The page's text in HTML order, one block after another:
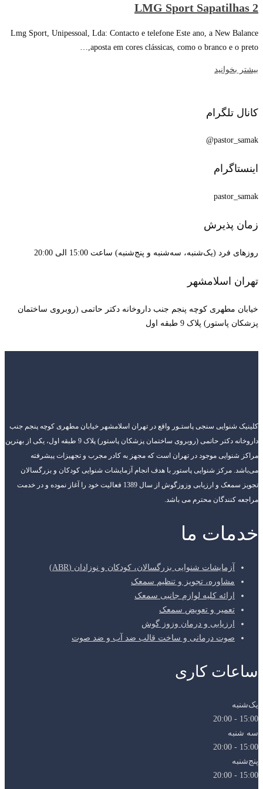
LMG Sport Sapatilhas 2
Lmg Sport, Unipessoal, Lda: Contacto e telefone Este ano, a New Balance
aposta em cores clássicas, como o branco e o preto,…
بیشتر بخوانید
کانال تلگرام
pastor_samak@
اینستاگرام
pastor_samak
زمان پذیرش
روزهای فرد (یک‌شنبه، سه‌شنبه و پنج‌شنبه) ساعت 15:00 الی 20:00
تهران اسلامشهر
خیابان مطهری کوچه پنجم جنب داروخانه دکتر حاتمی (روبروی ساختمان
پزشکان پاستور) پلاک 9 طبقه اول
کلینیک شنوایی سنجی پاستـور واقع در تهران اسلامشهر خیابان مطهری کوچه پنجم جنب
داروخانه دکتر حاتمی (روبروی ساختمان پزشکان پاستور) پلاک 9 طبقه اول، یکی از بهترین
مراکز شنوایی موجود در تهران است که مجهز به کادر مجرب و تجهیزات پیشرفته
می‌باشد. مرکز شنوایی پاستور با هدف انجام آزمایشات شنوایی کودکان و بزرگسالان
تجویز سمعک و ارزیابی وزوزگوش از سال 1389 فعالیت خود را آغاز نموده و در خدمت
مراجعه کنندگان محترم می باشد.
خدمات ما
آزمایشات شنوایی بزرگسالان، کودکان و نوزادان (ABR)
مشاوره، تجویز و تنظیم سمعک
ارائه کلیه لوازم جانبی سمعک
تعمیر و تعویض سمعک
ارزیابی و درمان وزوز گوش
صوت درمانی و ساخت قالب ضد آب و ضد صوت
ساعات کاری
یک‌شنبه
15:00 - 20:00
سه شنبه
15:00 - 20:00
پنج‌شنبه
15:00 - 20:00